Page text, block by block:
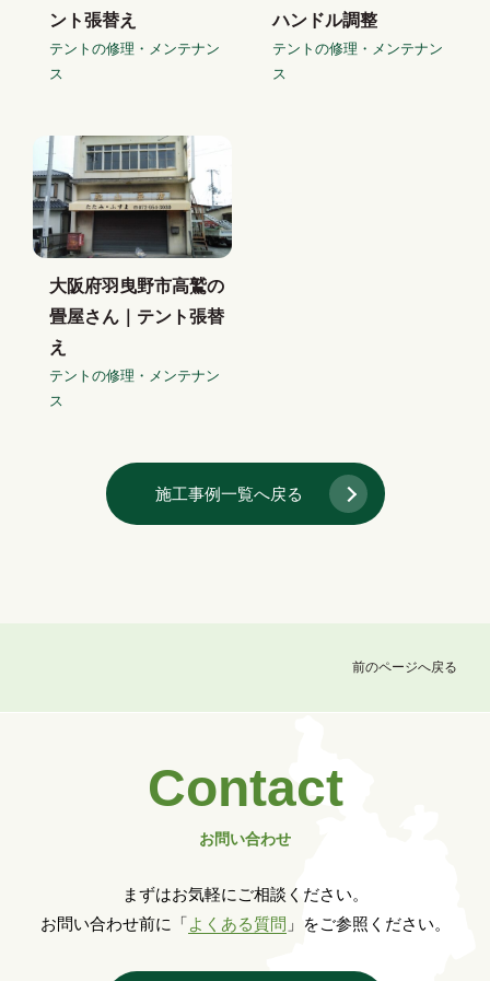
ント張替え
テントの修理・メンテナン
ス
ハンドル調整
テントの修理・メンテナン
ス
大阪府羽曳野市高鷲の
畳屋さん｜テント張替
え
テントの修理・メンテナン
ス
施工事例一覧へ戻る
前のページへ戻る
Contact
お問い合わせ
まずはお気軽にご相談ください。
お問い合わせ前に「よくある質問 」をご参照ください。